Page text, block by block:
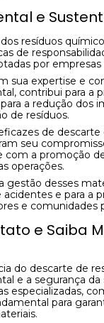
e
resíduos
de
por
sua expertise e
contribui para a
a redução dos
de resíduos.
de descarte
seu
a promoção
operações.
gestão desses
e para a
e comunidades
e Saiba
do descarte de
e a segurança da
especializadas,
para